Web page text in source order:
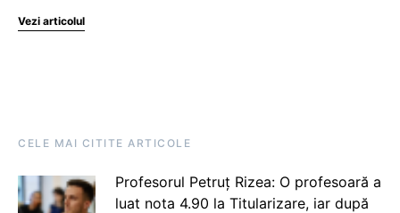
Vezi articolul
CELE MAI CITITE ARTICOLE
Profesorul Petruț Rizea: O profesoară a
luat nota 4.90 la Titularizare, iar după